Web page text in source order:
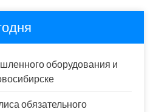
оборудования и
обязательного